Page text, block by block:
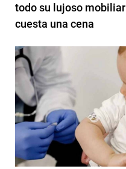
todo su lujoso
cuesta una cena